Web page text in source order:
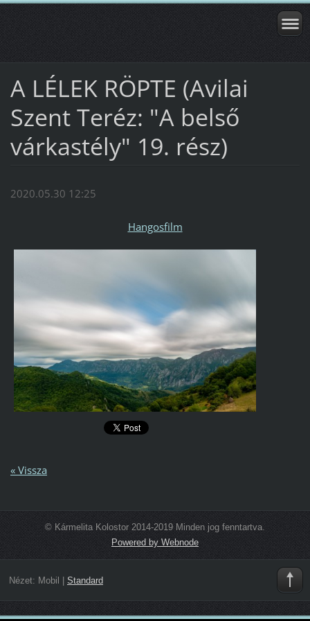
A LÉLEK RÖPTE (Avilai
Szent Teréz: "A belső
várkastély" 19. rész)
2020.05.30 12:25
Hangosfilm
« Vissza
© Kármelita Kolostor 2014-2019 Minden jog fenntartva.
Powered by Webnode
Nézet: Mobil Standard